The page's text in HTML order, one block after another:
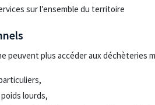
sur l’ensemble du territoire
peuvent plus accéder aux déchèteries
lourds,